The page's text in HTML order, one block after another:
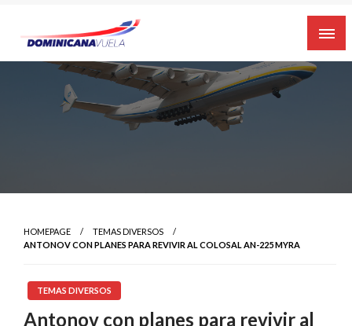
HOMEPAGE
TEMAS DIVERSOS
ANTONOV CON PLANES PARA REVIVIR AL COLOSAL AN-225 MYRA
TEMAS DIVERSOS
Antonov con planes para revivir al